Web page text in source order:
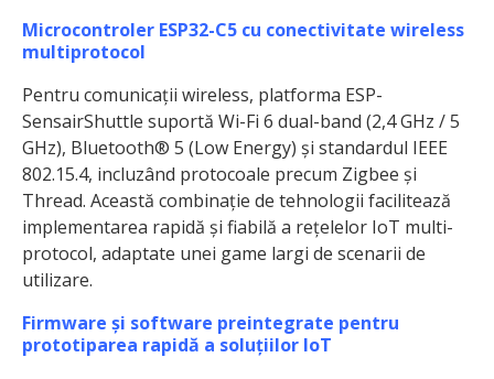
Microcontroler ESP32-C5 cu conectivitate wireless
multiprotocol
Pentru comunicații wireless, platforma ESP-
SensairShuttle suportă Wi-Fi 6 dual-band (2,4 GHz / 5
GHz), Bluetooth® 5 (Low Energy) și standardul IEEE
802.15.4, incluzând protocoale precum Zigbee și
Thread. Această combinație de tehnologii facilitează
implementarea rapidă și fiabilă a rețelelor IoT multi-
protocol, adaptate unei game largi de scenarii de
utilizare.
Firmware și software preintegrate pentru
prototiparea rapidă a soluțiilor IoT